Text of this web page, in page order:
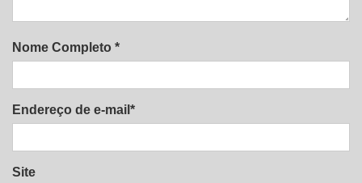
Nome Completo *
Endereço de e-mail*
Site